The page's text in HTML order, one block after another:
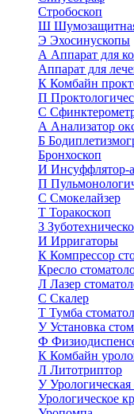
Стробоскоп
Ш
Э Эхосинускопы
А Аппарат для
Аппарат для
К Комбайн
П
С
А Анализатор
Б
Бронхоскоп
И Инсуффлятор-
П
С Смокелайзер
Т Торакоскоп
З
И Ирригаторы
К Компрессор
Кресло
Л Лазер
С Скалер
Т Тумба
УУстановка
Ф
К Комбайн
Л Литотриптор
УУрологическая
Урологическое